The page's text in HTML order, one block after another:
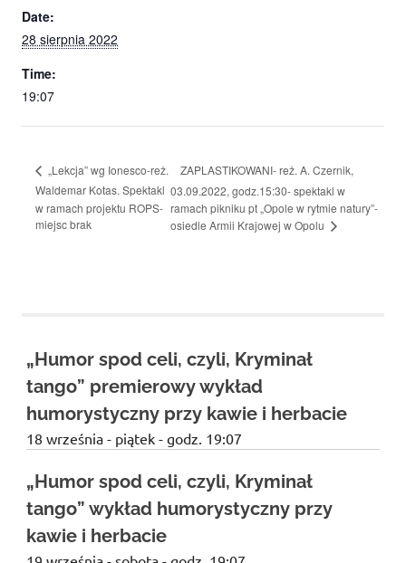
Date:
28 sierpnia 2022
Time:
19:07
„Lekcja” wg Ionesco-reż.
Waldemar Kotas. Spektakl
w ramach projektu ROPS-
miejsc brak
ZAPLASTIKOWANI- reż. A. Czernik,
03.09.2022, godz.15:30- spektakl w
ramach pikniku pt „Opole w rytmie natury”-
osiedle Armii Krajowej w Opolu
„Humor spod celi, czyli, Kryminał
tango” premierowy wykład
humorystyczny przy kawie i herbacie
18 września - piątek - godz. 19:07
„Humor spod celi, czyli, Kryminał
tango” wykład humorystyczny przy
kawie i herbacie